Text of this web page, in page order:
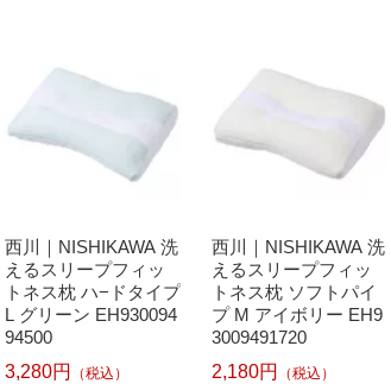
西川｜NISHIKAWA 洗
えるスリープフィッ
トネス枕 ハ−ドタイプ
L グリーン EH930094
94500
3,280円
（税込）
西川｜NISHIKAWA 洗
えるスリープフィッ
トネス枕 ソフトパイ
プ M アイボリー EH9
3009491720
2,180円
（税込）